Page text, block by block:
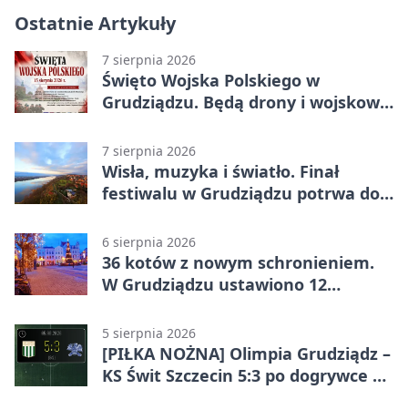
Ostatnie Artykuły
7 sierpnia 2026
Święto Wojska Polskiego w
Grudziądzu. Będą drony i wojskowa
7 sierpnia 2026
Wisła, muzyka i światło. Finał
festiwalu w Grudziądzu potrwa do
6 sierpnia 2026
36 kotów z nowym schronieniem.
W Grudziądzu ustawiono 12
5 sierpnia 2026
[PIŁKA NOŻNA] Olimpia Grudziądz –
KS Świt Szczecin 5:3 po dogrywce w